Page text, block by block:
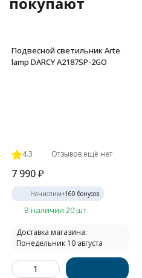
Подвесной светильник Arte
lamp DARCY A2187SP-2GO
4.3 Отзывов ещё нет
7 990₽
Начислим+160 бонусов
В наличии 20 шт.
Доставка магазина:
Понедельник 10 августа